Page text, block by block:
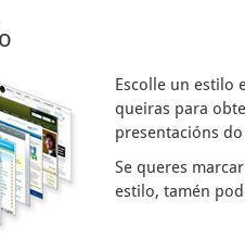
Escolle un estilo
queiras para
presentacións
Se queres
estilo, tamén